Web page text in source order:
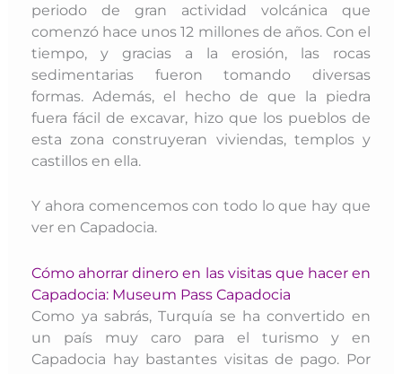
periodo de
gran actividad volcánica
que
comenzó hace unos 12 millones de años. Con el
tiempo, y gracias a la erosión, las rocas
sedimentarias fueron tomando diversas
formas. Además, el hecho de que la piedra
fuera fácil de excavar, hizo que los pueblos de
esta zona construyeran viviendas, templos y
castillos en ella.
Y ahora comencemos con todo lo que hay que
ver en Capadocia.
Cómo ahorrar dinero en las visitas que hacer en
Capadocia: Museum Pass Capadocia
Como ya sabrás, Turquía se ha convertido en
un país muy caro para el turismo y en
Capadocia hay bastantes visitas de pago. Por